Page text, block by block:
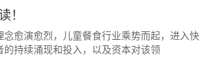
！
演愈烈，儿童餐食行业乘势而起，进入快
持续涌现和投入，以及资本对该领